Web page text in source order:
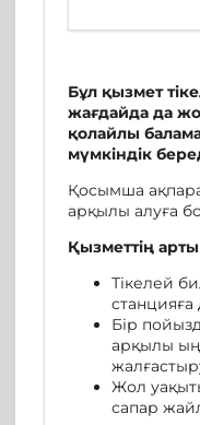
Бұл қызмет
жағдайда да
қолайлы
мүмкіндік
Қосымша
арқылы алуға
Қызметтің
Тікелей
станцияға
Бір
арқылы
Жол
сапар